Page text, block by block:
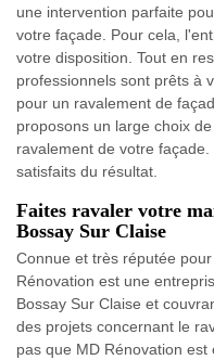
une intervention parfaite
votre façade. Pour cela,
votre disposition. Tout en
professionnels sont prêts à
pour un ravalement de
proposons un large choix
ravalement de votre
satisfaits du résultat.
Faites ravaler votre
Bossay Sur Claise
Connue et très réputée
Rénovation est une
Bossay Sur Claise et
des projets concernant le
pas que MD Rénovation